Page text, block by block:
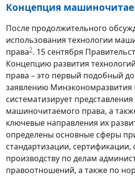
Концепция
После продолжительного
использования технологии
права2. 15 сентября
Концепцию развития
права – это первый подобный
заявлению Минэкономразвития
систематизирует
машиночитаемого права, а
ключевые направления их
определены основные сферы
стандартизации, сертификации,
производству по делам
правоотношений, а также по